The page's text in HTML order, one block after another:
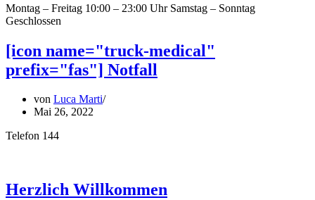
Montag – Freitag 10:00 – 23:00 Uhr Samstag – Sonntag
Geschlossen
[icon name="truck-medical"
prefix="fas"] Notfall
von Luca Marti
Mai 26, 2022
Telefon 144
Herzlich Willkommen